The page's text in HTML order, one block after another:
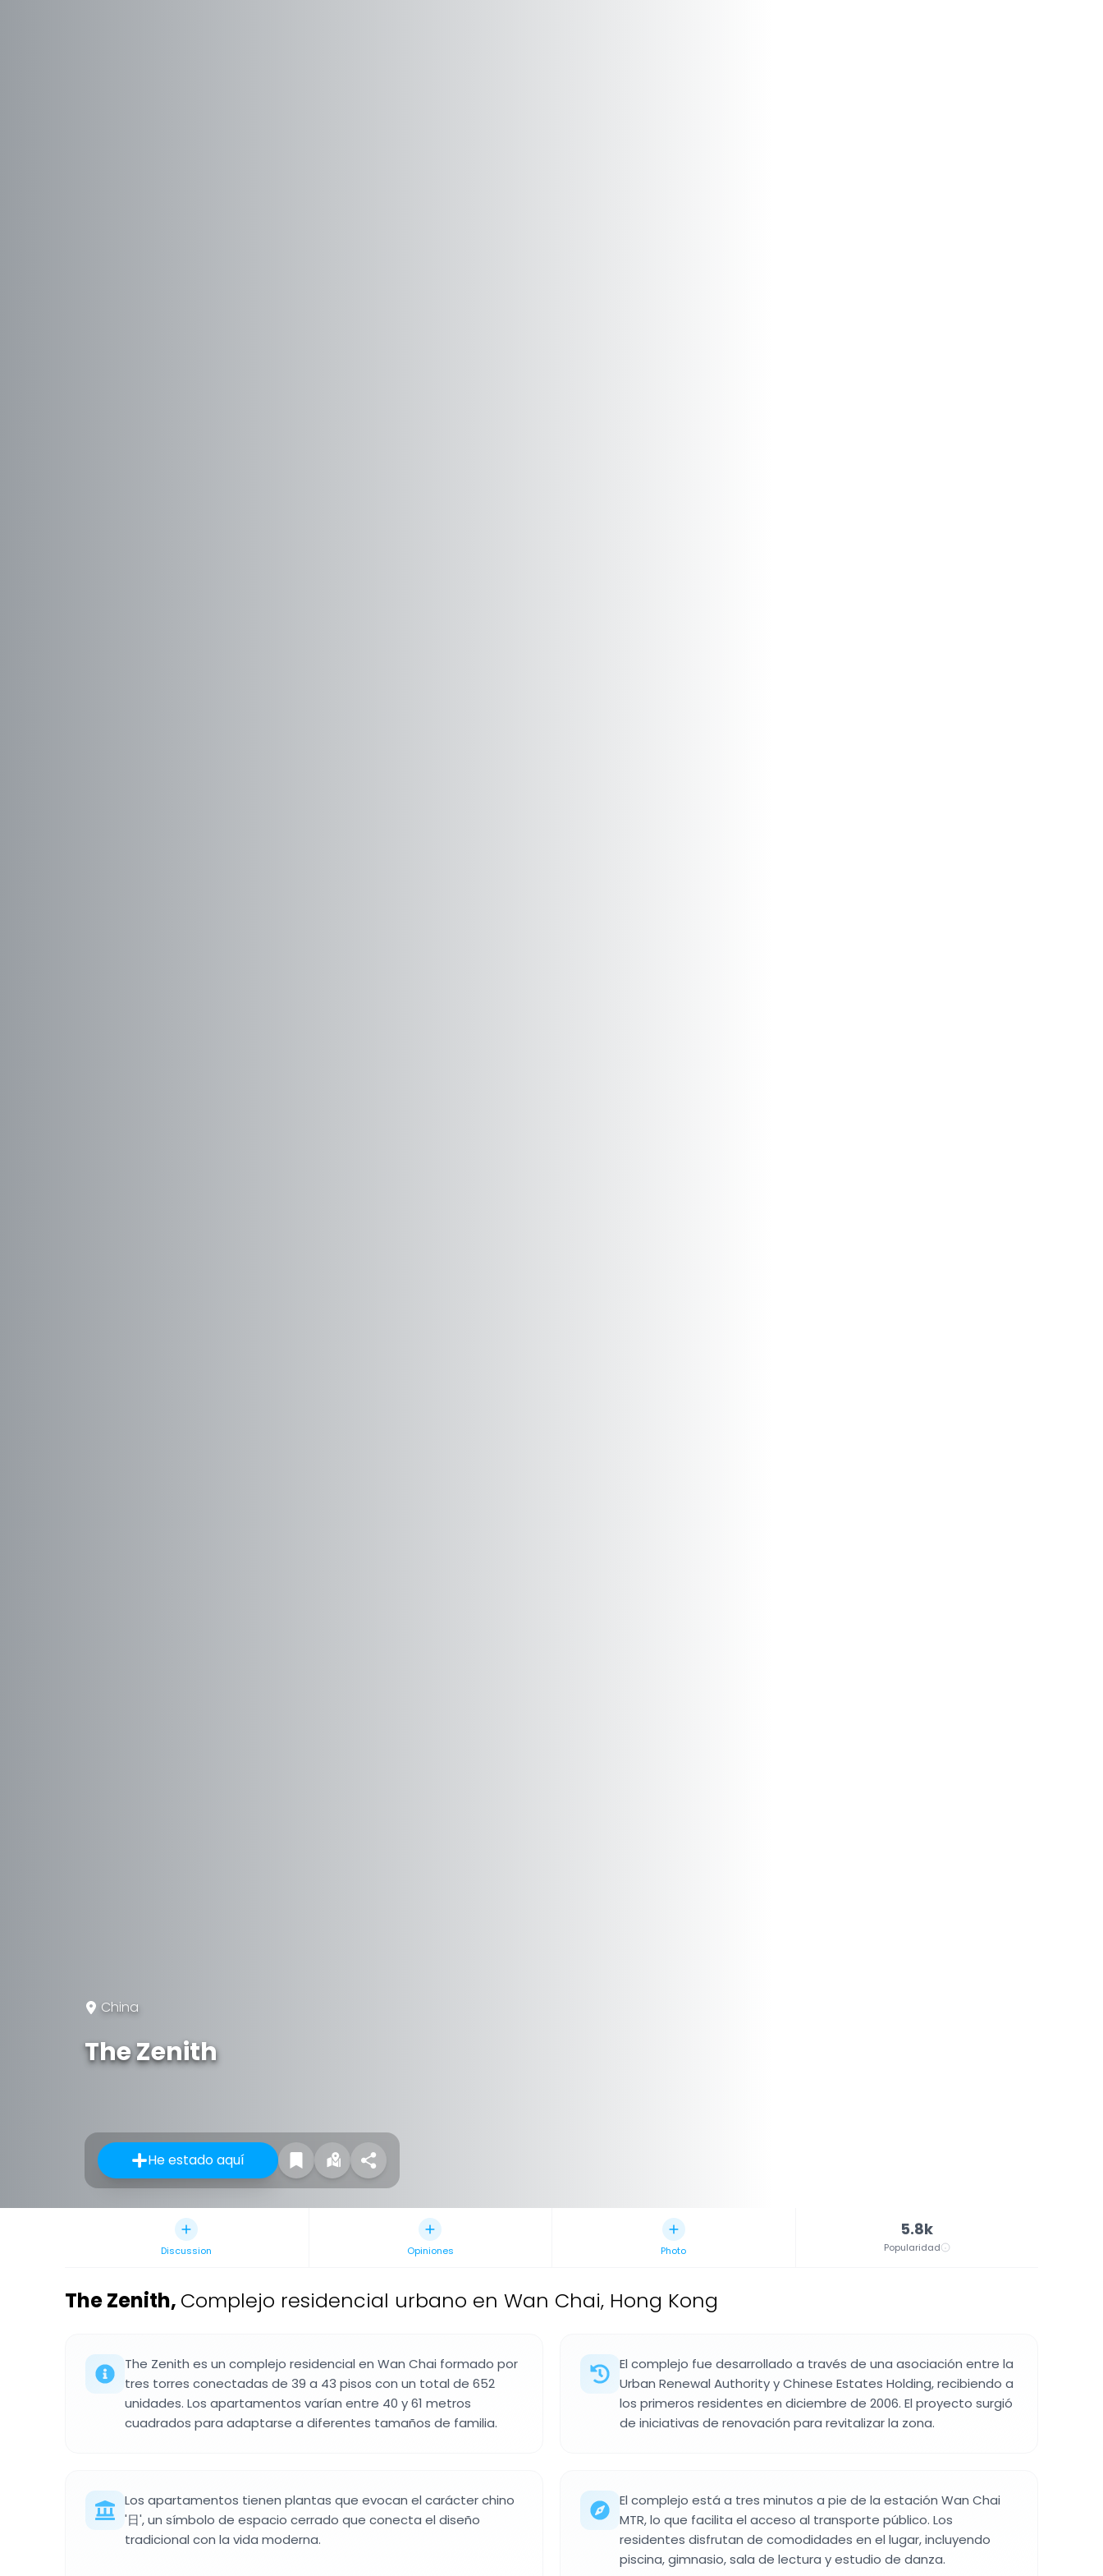
China
The Zenith
He estado aquí
Discussion Opiniones Photo
5.8k
Popularidad
The Zenith, Complejo residencial urbano en Wan Chai, Hong Kong
The Zenith es un complejo residencial en Wan Chai formado por
tres torres conectadas de 39 a 43 pisos con un total de 652
unidades. Los apartamentos varían entre 40 y 61 metros
cuadrados para adaptarse a diferentes tamaños de familia.
El complejo fue desarrollado a través de una asociación entre la
Urban Renewal Authority y Chinese Estates Holding, recibiendo a
los primeros residentes en diciembre de 2006. El proyecto surgió
de iniciativas de renovación para revitalizar la zona.
Los apartamentos tienen plantas que evocan el carácter chino
'日', un símbolo de espacio cerrado que conecta el diseño
tradicional con la vida moderna.
El complejo está a tres minutos a pie de la estación Wan Chai
MTR, lo que facilita el acceso al transporte público. Los
residentes disfrutan de comodidades en el lugar, incluyendo
piscina, gimnasio, sala de lectura y estudio de danza.